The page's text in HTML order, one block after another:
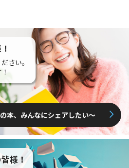
さい。
本、みんなにシェアしたい〜
様！